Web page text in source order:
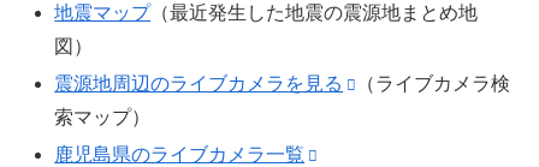
地震マップ（最近発生した地震の震源地まとめ地
図）
震源地周辺のライブカメラを見る
（ライブカメラ検
索マップ）
鹿児島県のライブカメラ一覧